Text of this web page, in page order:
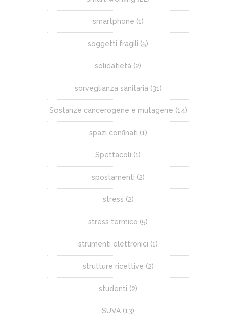
smartphone (1)
soggetti fragili (5)
solidatietà (2)
sorveglianza sanitaria(31)
Sostanze cancerogene e mutagene (14)
spazi confinati (1)
Spettacoli (1)
spostamenti (2)
stress (2)
stress termico (5)
strumenti elettronici (1)
strutture ricettive (2)
studenti (2)
SUVA (13)